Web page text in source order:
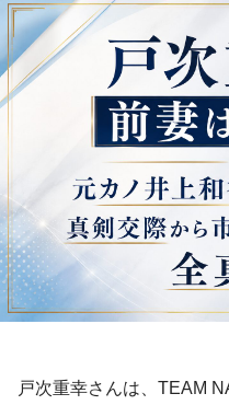
戸次重幸さんは、TEAM